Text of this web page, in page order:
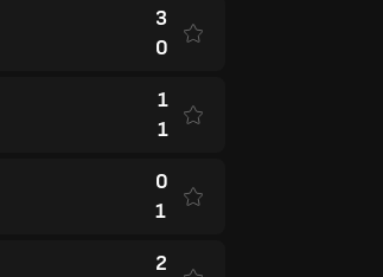
3
0
1
1
0
1
2